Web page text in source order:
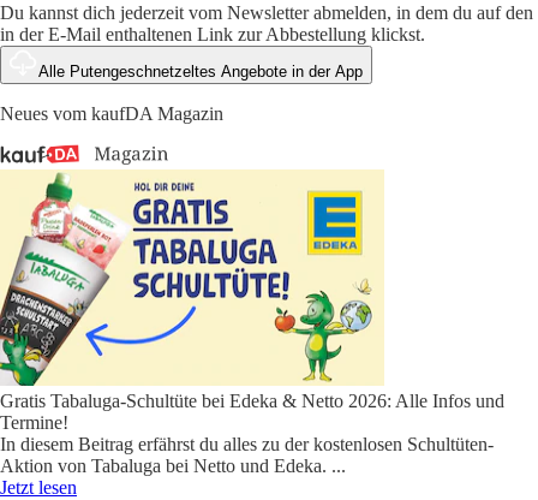
Du kannst dich jederzeit vom Newsletter abmelden, in dem du auf den
in der E-Mail enthaltenen Link zur Abbestellung klickst.
Alle Putengeschnetzeltes Angebote in der App
Neues vom kaufDA Magazin
Gratis Tabaluga-Schultüte bei Edeka & Netto 2026: Alle Infos und
Termine!
In diesem Beitrag erfährst du alles zu der kostenlosen Schultüten-
Aktion von Tabaluga bei Netto und Edeka. ...
Jetzt lesen